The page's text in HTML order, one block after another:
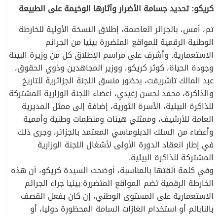
كريكو: تحديد جسامة الأضرار وآثارها الوخيمة على الطبيعة
تم، أمس، بالجزائر العاصمة، إطلاق النسخة الأولية للخارطة
الوطنية الرقمية للمواقع المتضررة بيئيا من الجرائم
الاستعمارية. وأشرف على مراسم الإطلاق كل من وزيرة البيئة
وجودة الحياة، كوثر كريكو، ووزير المجاهدين وذوي الحقوق،
عبد المالك تاشريفت، بحضور منسق اللجنة الجزائرية للتاريخ
والذاكرة، محمد لحسن زغيدي، أعضاء اللجنة الوزارية المشتركة
للذاكرة البيئية، الأسرة الثورية، إضافة إلى ممثل المديرية
العامة للأرشيف، وممثلي هيئات ومنظمات وطنية وأممية
وأعضاء من السلك الدبلوماسي المعتمد بالجزائر، وجرى ذلك
في إطار انعقاد الدورة الأولى لأشغال اللجنة الوزارية
المشتركة للذاكرة البيئية.
وفي كلمة ألقتها بالمناسبة، أوضحت السيدة كريكو، أن هذه
الخارطة الرقمية تضم المواقع المتضررة بيئيا جراء الجرائم
الاستعمارية على المستوى الوطني، إن كان بفعل القصف
بالنابالم أو استخدام الغازات السامة المحظورة دوليا، أو